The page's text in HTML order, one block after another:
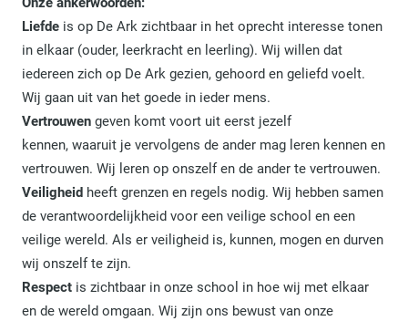
Liefde is op De Ark zichtbaar in het oprecht interesse tonen
in elkaar (ouder, leerkracht en leerling). Wij willen dat
iedereen zich op De Ark gezien, gehoord en geliefd voelt.
Wij gaan uit van het goede in ieder mens.
Vertrouwen geven komt voort uit eerst jezelf
kennen, waaruit je vervolgens de ander mag leren kennen en
vertrouwen. Wij leren op onszelf en de ander te vertrouwen.
Veiligheid heeft grenzen en regels nodig. Wij hebben samen
de verantwoordelijkheid voor een veilige school en een
veilige wereld. Als er veiligheid is, kunnen, mogen en durven
wij onszelf te zijn.
Respect is zichtbaar in onze school in hoe wij met elkaar
en de wereld omgaan. Wij zijn ons bewust van onze